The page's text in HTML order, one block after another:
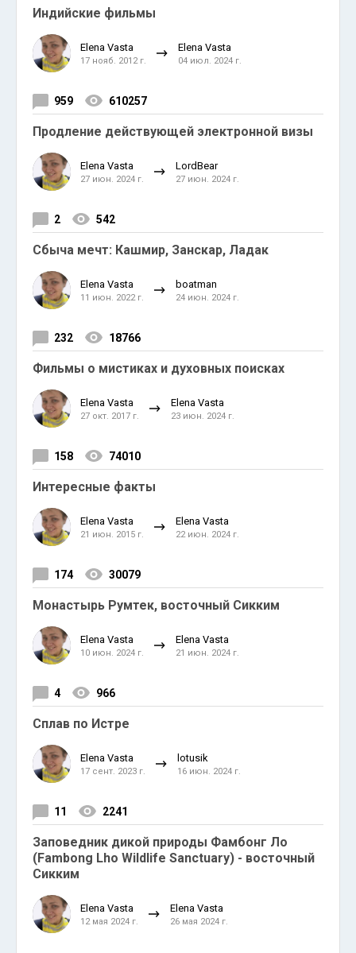
Индийские фильмы
Elena Vasta
17 нояб. 2012 г.
Elena Vasta
04 июл. 2024 г.
959 610257
Продление действующей электронной визы
Elena Vasta
27 июн. 2024 г.
LordBear
27 июн. 2024 г.
2 542
Сбыча мечт: Кашмир, Занскар, Ладак
Elena Vasta
11 июн. 2022 г.
boatman
24 июн. 2024 г.
232 18766
Фильмы о мистиках и духовных поисках
Elena Vasta
27 окт. 2017 г.
Elena Vasta
23 июн. 2024 г.
158 74010
Интересные факты
Elena Vasta
21 июн. 2015 г.
Elena Vasta
22 июн. 2024 г.
174 30079
Монастырь Румтек, восточный Сикким
Elena Vasta
10 июн. 2024 г.
Elena Vasta
21 июн. 2024 г.
4 966
Сплав по Истре
Elena Vasta
17 сент. 2023 г.
lotusik
16 июн. 2024 г.
11 2241
Заповедник дикой природы Фамбонг Ло
(Fambong Lho Wildlife Sanctuary) - восточный
Сикким
Elena Vasta
12 мая 2024 г.
Elena Vasta
26 мая 2024 г.